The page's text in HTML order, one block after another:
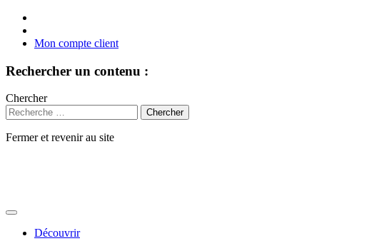
Mon compte client
Rechercher un contenu :
Chercher
Fermer et revenir au site
Découvrir